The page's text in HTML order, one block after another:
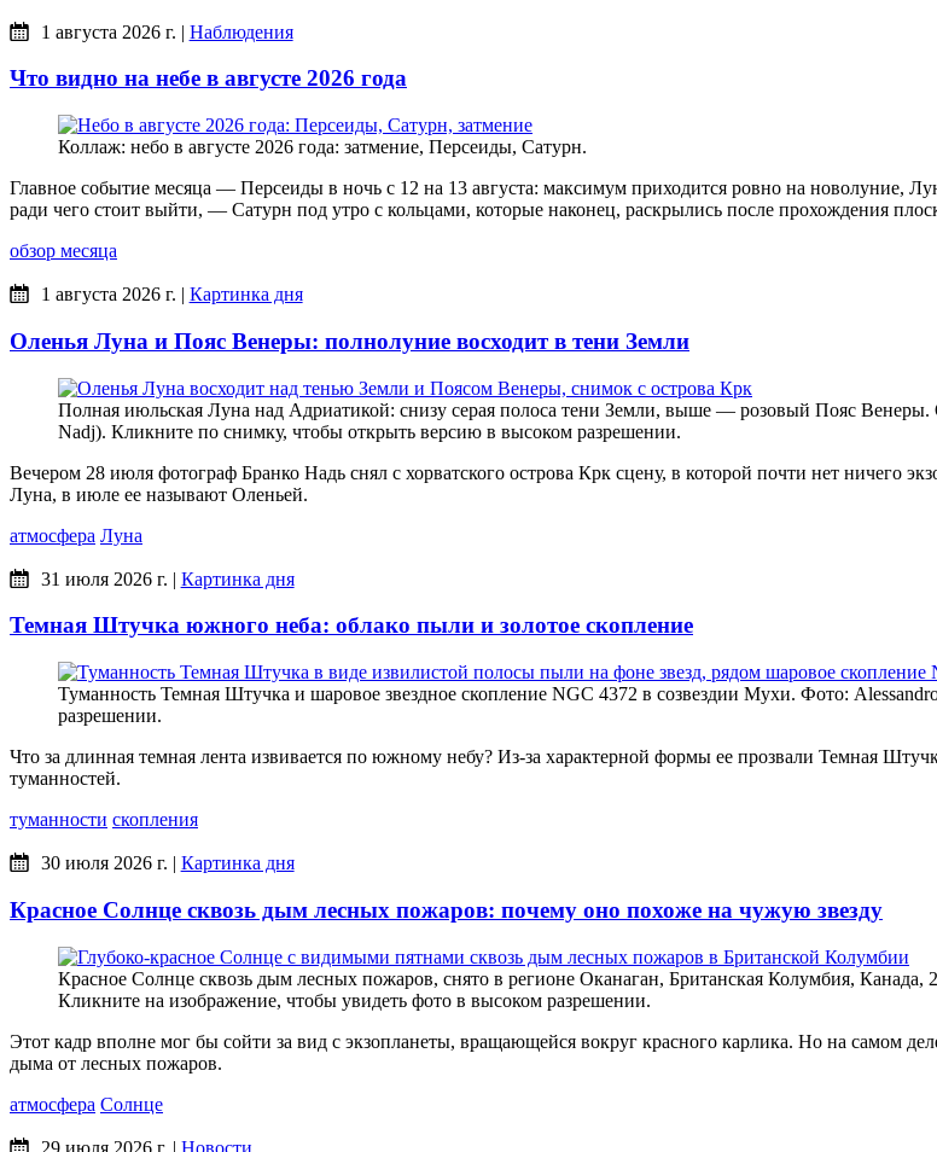
1 августа 2026 г. | Наблюдения
Что видно на небе в августе 2026 года
Коллаж: небо в августе 2026 года: затмение, Персеиды, Сатурн.
Главное событие месяца — Персеиды в ночь с 12 на 13 августа: максимум приходится ровно на новолуние,
ради чего стоит выйти, — Сатурн под утро с кольцами, которые наконец, раскрылись после прохождения
обзор месяца
1 августа 2026 г. | Картинка дня
Оленья Луна и Пояс Венеры: полнолуние восходит в тени Земли
Полная июльская Луна над Адриатикой: снизу серая полоса тени Земли, выше — розовый Пояс
Nadj). Кликните по снимку, чтобы открыть версию в высоком разрешении.
Вечером 28 июля фотограф Бранко Надь снял с хорватского острова Крк сцену, в которой почти нет ничего
Луна, в июле ее называют Оленьей.
атмосфера Луна
31 июля 2026 г. | Картинка дня
Темная Штучка южного неба: облако пыли и золотое скопление
Туманность Темная Штучка и шаровое звездное скопление NGC 4372 в созвездии Мухи. Фото:
разрешении.
Что за длинная темная лента извивается по южному небу? Из-за характерной формы ее прозвали Темная
туманностей.
туманности скопления
30 июля 2026 г. | Картинка дня
Красное Солнце сквозь дым лесных пожаров: почему оно похоже на чужую звезду
Красное Солнце сквозь дым лесных пожаров, снято в регионе Оканаган, Британская Колумбия, Канада,
Кликните на изображение, чтобы увидеть фото в высоком разрешении.
Этот кадр вполне мог бы сойти за вид с экзопланеты, вращающейся вокруг красного карлика. Но на самом
дыма от лесных пожаров.
атмосфера Солнце
29 июля 2026 г. | Новости